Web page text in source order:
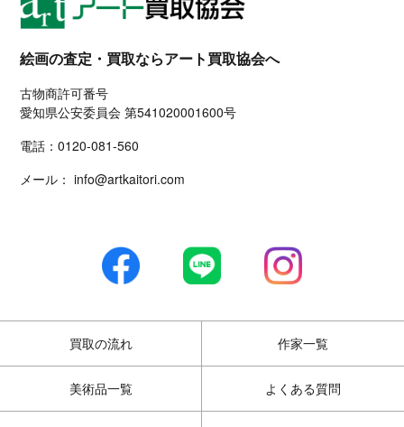
絵画の査定・買取ならアート買取協会へ
古物商許可番号
愛知県公安委員会 第541020001600号
電話：0120-081-560
メール： info@artkaitori.com
買取の流れ 作家一覧
美術品一覧 よくある質問